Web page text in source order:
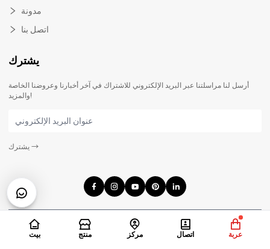
مدونة
اتصل بنا
يشترك
أرسل لنا مراسلتنا عبر البريد الإلكتروني للاشتراك في آخر أخبارنا وعروضنا الخاصة
والمزيد!
يشترك →
بيت منتج مركز اتصال عربة